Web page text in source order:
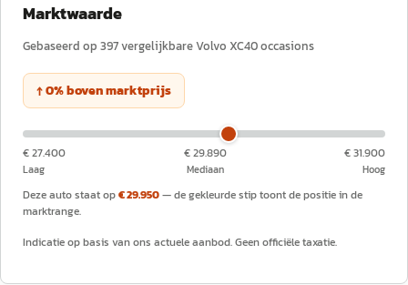
Marktwaarde
Gebaseerd op 397vergelijkbareVolvo XC40occasions
↑0%bovenmarktprijs
€ 27.400
Laag
€ 29.890
Mediaan
€ 31.900
Hoog
Deze auto staat op€ 29.950— de gekleurde stip toont de positie in de
marktrange.
Indicatie op basis van ons actuele aanbod. Geen officiële taxatie.